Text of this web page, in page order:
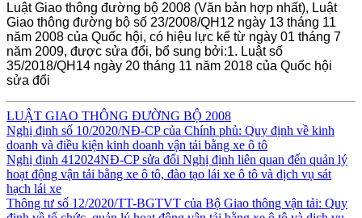
Luật Giao thông đường bộ 2008 (Văn bản hợp nhất), Luật
Giao thông đường bộ số 23/2008/QH12 ngày 13 tháng 11
năm 2008 của Quốc hội, có hiệu lực kể từ ngày 01 tháng 7
năm 2009, được sửa đổi, bổ sung bởi:1. Luật số
35/2018/QH14 ngày 20 tháng 11 năm 2018 của Quốc hội
sửa đổi
LUẬT GIAO THÔNG ĐƯỜNG BỘ 2008
Nghị định số 10/2020/NĐ-CP của Chính phủ: Quy định về kinh
doanh và điều kiện kinh doanh vận tải bằng xe ô tô
Nghị định 412024NĐ-CP sửa đổi Nghị định liên quan đến quản lý
hoạt động vận tải bằng xe ô tô, đào tạo lái xe ô tô và dịch vụ sát
hạch lái xe
Thông tư số 12/2020/TT-BGTVT của Bộ Giao thông vận tải: Quy